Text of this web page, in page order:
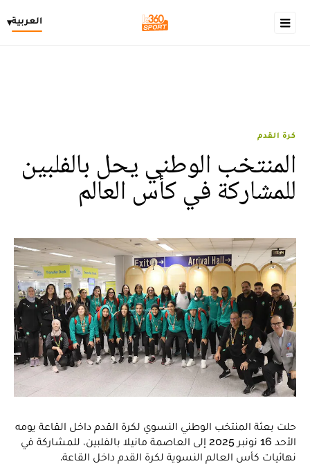
العربية▾
كرة القدم
المنتخب الوطني يحل بالفلبين
للمشاركة في كأس العالم
حلت بعثة المنتخب الوطني النسوي لكرة القدم داخل القاعة يومه
الأحد 16 نونبر 2025 إلى العاصمة مانيلا بالفلبين، للمشاركة في
نهائيات كأس العالم النسوية لكرة القدم داخل القاعة.